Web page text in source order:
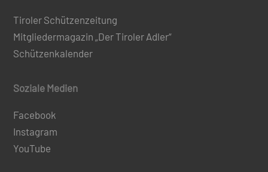
Tiroler Schützenzeitung
Mitgliedermagazin „Der Tiroler Adler“
Schützenkalender
Soziale Medien
Facebook
Instagram
YouTube